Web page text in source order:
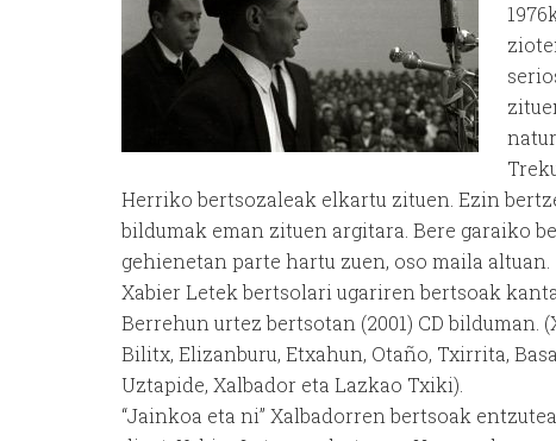
Herriko bertsozaleak elkartu zituen. Ezin
bildumak eman zituen argitara. Bere garaiko
gehienetan parte hartu zuen, oso maila altuan.
Xabier Letek bertsolari ugariren bertsoak
Berrehun urtez bertsotan (2001) CD bilduman.
Bilitx, Elizanburu, Etxahun, Otaño, Txirrita,
Uztapide, Xalbador eta Lazkao Txiki).
“Jainkoa eta ni” Xalbadorren bertsoak